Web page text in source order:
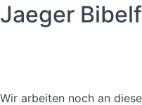
Jaeger
Wir arbeiten noch an